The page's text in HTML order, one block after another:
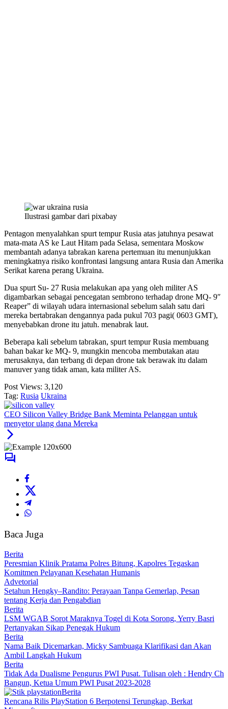
Ilustrasi gambar dari pixabay
Pentagon menyalahkan spurt tempur Rusia atas jatuhnya pesawat
mata-mata AS ke Laut Hitam pada Selasa, sementara Moskow
membantah adanya tabrakan karena pertemuan itu menunjukkan
meningkatnya risiko konfrontasi langsung antara Rusia dan Amerika
Serikat karena perang Ukraina.
Dua spurt Su- 27 Rusia melakukan apa yang oleh militer AS
digambarkan sebagai pencegatan sembrono terhadap drone MQ- 9″
Reaper” di wilayah udara internasional sebelum salah satu dari
mereka bertabrakan dengannya pada pukul 703 pagi( 0603 GMT),
menyebabkan drone itu jatuh. menabrak laut.
Beberapa kali sebelum tabrakan, spurt tempur Rusia membuang
bahan bakar ke MQ- 9, mungkin mencoba membutakan atau
merusaknya, dan terbang di depan drone tak berawak itu dalam
manuver yang tidak aman, kata militer AS.
Post Views: 3,120
Tag: Rusia Ukraina
CEO Silicon Valley Bridge Bank Meminta Pelanggan untuk
menyetor ulang dana Mereka
Baca Juga
Berita
Peresmian Klinik Pratama Polres Bitung, Kapolres Tegaskan
Komitmen Pelayanan Kesehatan Humanis
Advetorial
Setahun Hengky–Randito: Perayaan Tanpa Gemerlap, Pesan
tentang Kerja dan Pengabdian
Berita
LSM WGAB Sorot Maraknya Togel di Kota Sorong, Yerry Basri
Pertanyakan Sikap Penegak Hukum
Berita
Nama Baik Dicemarkan, Micky Sambuaga Klarifikasi dan Akan
Ambil Langkah Hukum
Berita
Tidak Ada Dualisme Pengurus PWI Pusat. Tulisan oleh : Hendry Ch
Bangun, Ketua Umum PWI Pusat 2023-2028
Berita
Rencana Rilis PlayStation 6 Berpotensi Terungkap, Berkat